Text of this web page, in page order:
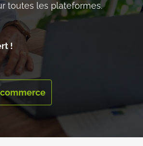
toutes les plateformes.
!